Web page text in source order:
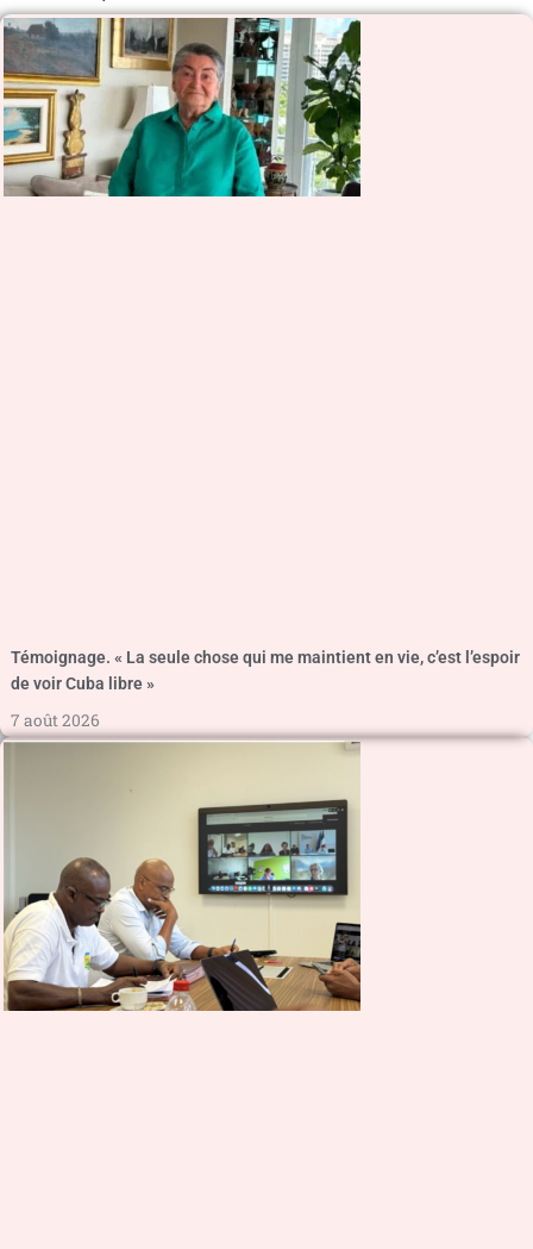
Témoignage. « La seule chose qui me maintient en vie, c’est l’espoir
de voir Cuba libre »
7 août 2026